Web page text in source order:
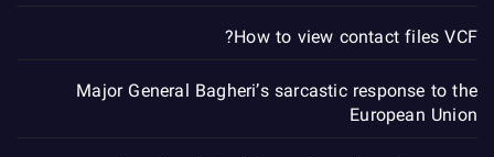
How to view contact files VCF?
Major General Bagheri’s sarcastic response to the
European Union